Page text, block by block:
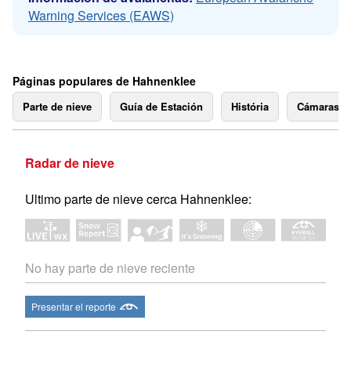
Warning Services (EAWS)
Páginas populares de Hahnenklee
Parte de nieve Guía de Estación História Cámaras
Radar de nieve
Ultimo parte de nieve cerca Hahnenklee:
No hay parte de nieve reciente
Presentar el reporte